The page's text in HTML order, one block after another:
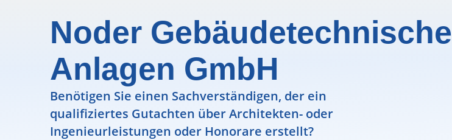
Noder Gebäudetechnische
Anlagen GmbH
Benötigen Sie einen Sachverständigen, der ein
qualifiziertes Gutachten über Architekten- oder
Ingenieurleistungen oder Honorare erstellt?